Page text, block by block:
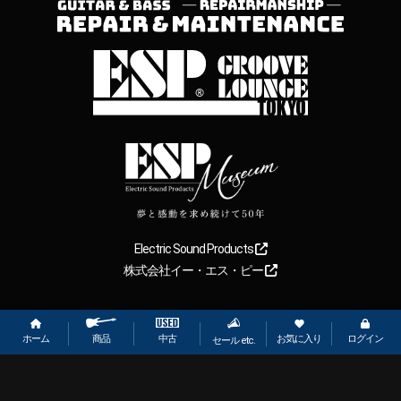
ホーム 商品 中古 セール etc. お気に入り ログイン
Electric Sound Products
株式会社イー・エス・ピー
Copyright 2026【ESP直営】BIGBOSS オンラインマーケット(ギター＆
ベース). All rights reserved.